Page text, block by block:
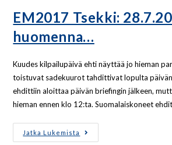
EM2017 Tsekki:
huomenna…
Kuudes kilpailupäivä ehti näyttää jo hieman
toistuvat sadekuurot tahdittivat lopulta
ehdittiin aloittaa päivän briefingin jälkeen,
hieman ennen klo 12:ta. Suomalaiskoneet
Jatka Lukemista